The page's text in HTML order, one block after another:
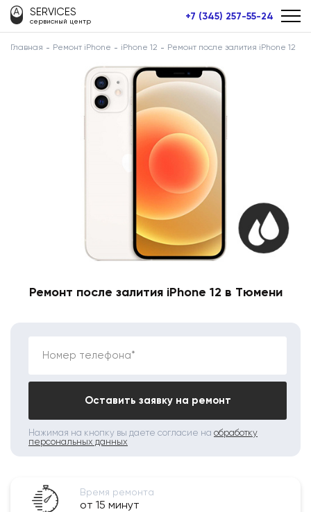
SERVICES
сервисный центр +7 (345) 257-55-24
Главная Ремонт iPhone iPhone 12 Ремонт после залития iPhone 12
Ремонт после залития iPhone 12 в Тюмени
Номер телефона*
Оставить заявку на ремонт
Нажимая на кнопку вы даете согласие на обработку
персональных данных
Время ремонта
от 15 минут